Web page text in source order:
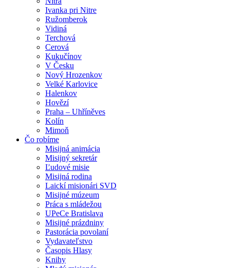
Ivanka pri Nitre
Ružomberok
Vidiná
Terchová
Cerová
Kukučínov
V Česku
Nový Hrozenkov
Velké Karlovice
Halenkov
Hovězí
Praha – Uhříněves
Kolín
Mimoň
Čo robíme
Misijná animácia
Misijný sekretár
Ľudové misie
Misijná rodina
Laickí misionári SVD
Misijné múzeum
Práca s mládežou
UPeCe Bratislava
Misijné prázdniny
Pastorácia povolaní
Vydavateľstvo
Časopis Hlasy
Knihy